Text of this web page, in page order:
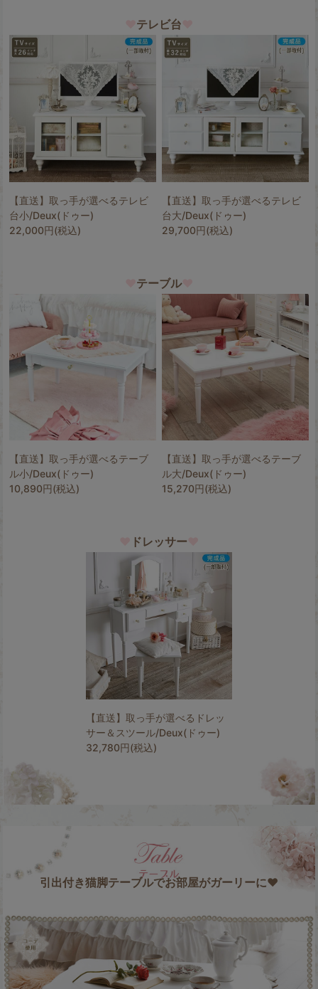
テレビ台
【直送】取っ手が選べるテレビ
台小/Deux(ドゥー)
22,000円(税込)
【直送】取っ手が選べるテレビ
台大/Deux(ドゥー)
29,700円(税込)
テーブル♥
【直送】取っ手が選べるテーブ
ル小/Deux(ドゥー)
10,890円(税込)
【直送】取っ手が選べるテーブ
ル大/Deux(ドゥー)
15,270円(税込)
ドレッサー
【直送】取っ手が選べるドレッ
サー＆スツール/Deux(ドゥー)
32,780円(税込)
引出付き猫脚テーブルでお部屋がガーリーに♥